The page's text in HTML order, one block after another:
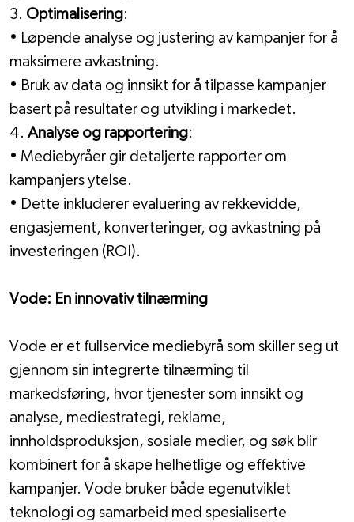
3. Optimalisering:
• Løpende analyse og justering av kampanjer for å
maksimere avkastning.
• Bruk av data og innsikt for å tilpasse kampanjer
basert på resultater og utvikling i markedet.
4. Analyse og rapportering:
• Mediebyråer gir detaljerte rapporter om
kampanjers ytelse.
• Dette inkluderer evaluering av rekkevidde,
engasjement, konverteringer, og avkastning på
investeringen (ROI).
Vode: En innovativ tilnærming
Vode er et fullservice mediebyrå som skiller seg ut
gjennom sin integrerte tilnærming til
markedsføring, hvor tjenester som innsikt og
analyse, mediestrategi, reklame,
innholdsproduksjon, sosiale medier, og søk blir
kombinert for å skape helhetlige og effektive
kampanjer. Vode bruker både egenutviklet
teknologi og samarbeid med spesialiserte